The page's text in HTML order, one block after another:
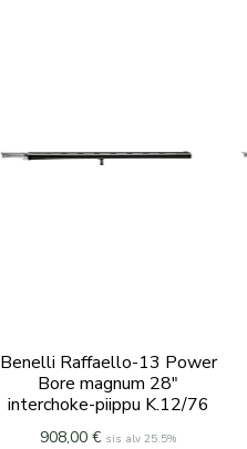
Benelli Raffaello-13 Power
Bore magnum 28″
interchoke-piippu K.12/76
908,00 € sis alv 25.5%